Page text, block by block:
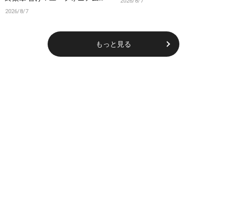
前編の一挙上映が決定！
2026/8/7
もっと見る